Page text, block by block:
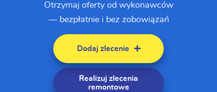
Otrzymaj oferty od wykonawców
— bezpłatnie i bez zobowiązań
Dodaj zlecenie
Realizuj zlecenia
remontowe